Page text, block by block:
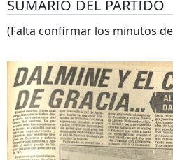
SUMARIO DEL PARTIDO
(Falta confirmar los minutos